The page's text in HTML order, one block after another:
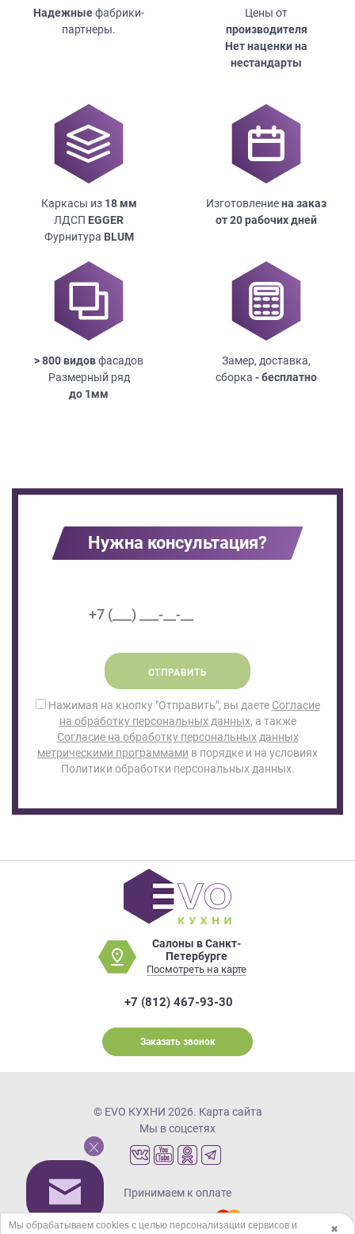
Надежныефабрики-
партнеры.
Цены от
производителя
Нет наценки на
нестандарты
Каркасы из 18мм
ЛДСП EGGER
Фурнитура BLUM
Изготовлениена заказ
от 20 рабочих дней
> 800 видовфасадов
Размерный ряд
до 1мм
Замер, доставка,
сборка - бесплатно
Нужна консультация?
ОТПРАВИТЬ
Нажимая на кнопку "Отправить", вы даете Согласие
на обработку персональных данных, а также
Согласие на обработку персональных данных
метрическими программами в порядке и на условиях
Политики обработки персональных данных.
Салоны в Санкт-
Петербурге
Посмотреть на карте
+7 (812) 467-93-30
Заказать звонок
© EVO КУХНИ 2026. Карта сайта
Мы в соцсетях
Принимаем к оплате
✖
Мы обрабатываем cookies с целью персонализации сервисов и